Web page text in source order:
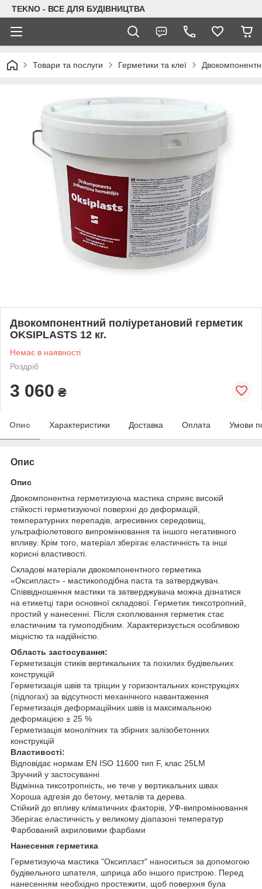
TEKNO - ВСЕ ДЛЯ БУДІВНИЦТВА
Товари та послуги Герметики та клеї
Двокомпонентний поліуретановий герметик
OKSIPLASTS 12 кг.
Немає в наявності
Роздріб
3 060 ₴
Опис Характеристики Доставка Оплата Умови
Опис
Опис
Двокомпонентна герметизуюча мастика сприяє високій
стійкості герметизуючої поверхні до деформацій,
температурних перепадів, агресивних середовищ,
ультрафіолетового випромінювання та іншого негативного
впливу. Крім того, матеріал зберігає еластичність та інші
корисні властивості.
Складові матеріали двокомпонентного герметика
«Оксипласт» - мастикоподібна паста та затверджувач.
Співвідношення мастики та затверджувача можна дізнатися
на етикетці тари основної складової. Герметик тиксотропний,
простий у нанесенні. Після схоплювання герметик стає
еластичним та гумоподібним. Характеризується особливою
міцністю та надійністю.
Область застосування:
Герметизація стиків вертикальних та похилих будівельних
конструкцій
Герметизація швів та тріщин у горизонтальних конструкціях
(підлогах) за відсутності механічного навантаження
Герметизація деформаційних швів із максимальною
деформацією ± 25 %
Герметизація монолітних та збірних залізобетонних
конструкцій
Властивості:
Відповідає нормам EN ISO 11600 тип F, клас 25LM
Зручний у застосуванні
Відмінна тиксотропність, не тече у вертикальних швах
Хороша адгезія до бетону, металів та дерева.
Стійкий до впливу кліматичних факторів, УФ-випромінювання
Зберігає еластичність у великому діапазоні температур
Фарбований акриловими фарбами
Нанесення герметика
Герметизуюча мастика "Оксипласт" наноситься за допомогою
будівельного шпателя, шприца або іншого пристрою. Перед
нанесенням необхідно простежити, щоб поверхня була